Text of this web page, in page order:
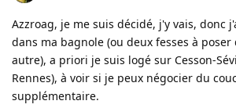
Azzroag, je me suis décidé, j'y vais, donc
dans ma bagnole (ou deux fesses à
autre), a priori je suis logé sur Cesson-
Rennes), à voir si je peux négocier du
supplémentaire.